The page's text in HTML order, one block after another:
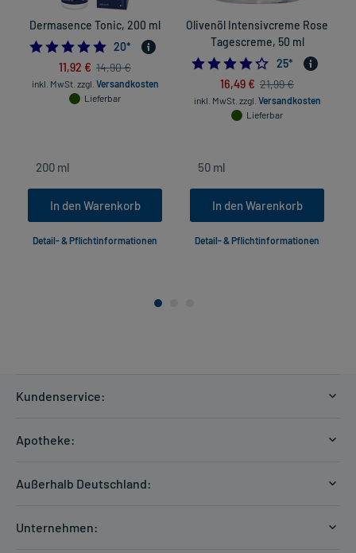
Dermasence Tonic, 200 ml
4.95
20*
11,92 € 14,90 €
inkl. MwSt. zzgl. Versandkosten
Lieferbar
In den Warenkorb
Detail- & Pflichtinformationen
Olivenöl Intensivcreme Rose
Tagescreme, 50 ml
4.24
25*
16,49 € 21,99 €
inkl. MwSt. zzgl. Versandkosten
Lieferbar
In den Warenkorb
Detail- & Pflichtinformationen
Kundenservice:
Hilfe
Apotheke:
Außerhalb Deutschland:
Unternehmen: